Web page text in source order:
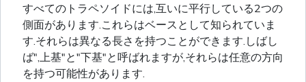
すべてのトラペソイドには,互いに平行している2つの
側面があります.これらはベースとして知られていま
す.それらは異なる長さを持つことができます.しばし
ば",上基"と"下基"と呼ばれますが,それらは任意の方向
を持つ可能性があります.